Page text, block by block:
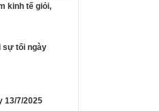
kinh tế giỏi,
sự tối ngày
13/7/2025